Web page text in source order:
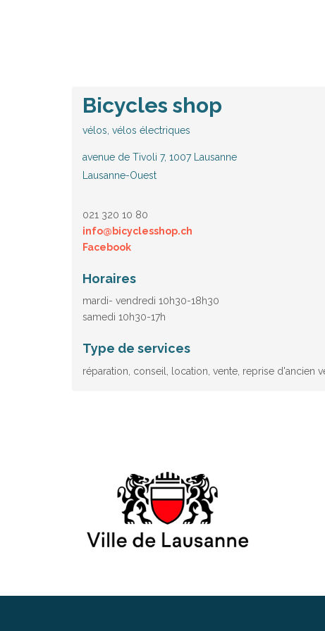
Bicycles shop
vélos, vélos électriques
avenue de Tivoli 7, 1007 Lausanne
Lausanne-Ouest
021 320 10 80
info@bicyclesshop.ch
Facebook
Horaires
mardi- vendredi 10h30-18h30
samedi 10h30-17h
Type de services
réparation, conseil, location, vente, reprise d'ancien